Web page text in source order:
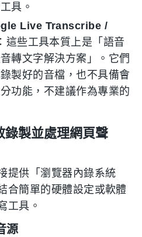
具。
Live Transcribe /
：這些工具本質上是「語音
轉文字解決方案」。它們
製好的音檔，也不具備會
功能，不建議作為專業的
錄製並處理網頁聲
提供「瀏覽器內錄系統
合簡單的硬體設定或軟體
工具。
源